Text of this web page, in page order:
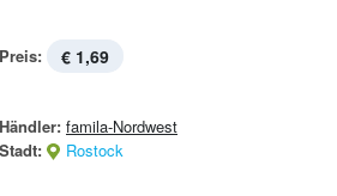
Preis: € 1,69
Händler: famila-Nordwest
Stadt:
Rostock